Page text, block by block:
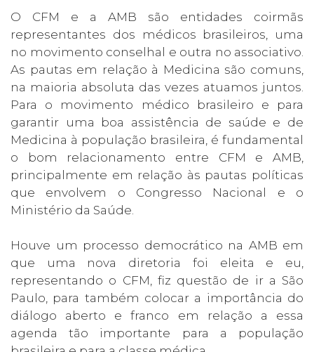
O CFM e a AMB são entidades coirmãs
representantes dos médicos brasileiros, uma
no movimento conselhal e outra no associativo.
As pautas em relação à Medicina são comuns,
na maioria absoluta das vezes atuamos juntos.
Para o movimento médico brasileiro e para
garantir uma boa assistência de saúde e de
Medicina à população brasileira, é fundamental
o bom relacionamento entre CFM e AMB,
principalmente em relação às pautas políticas
que envolvem o Congresso Nacional e o
Ministério da Saúde.
Houve um processo democrático na AMB em
que uma nova diretoria foi eleita e eu,
representando o CFM, fiz questão de ir a São
Paulo, para também colocar a importância do
diálogo aberto e franco em relação a essa
agenda tão importante para a população